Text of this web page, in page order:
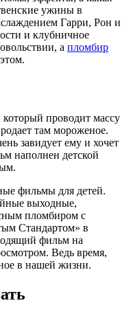
ужины в
Гарри, Рон и
и клубничное
а пломбир
проводит массу
там мороженое.
завидует ему и хочет
наполнен детской
фильмы для детей.
выходные,
пломбиром с
Стандартом» в
фильм на
Ведь время,
в нашей жизни.